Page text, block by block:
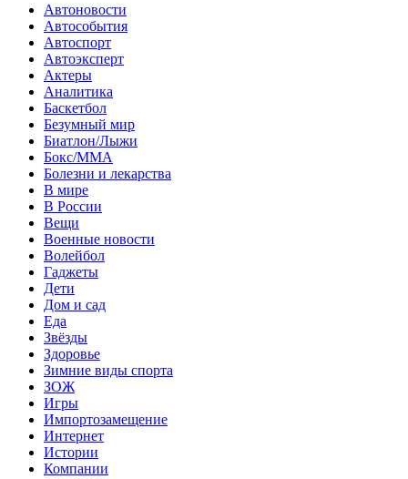
Автоновости
Автособытия
Автоспорт
Автоэксперт
Актеры
Аналитика
Баскетбол
Безумный мир
Биатлон/Лыжи
Бокс/MMA
Болезни и лекарства
В мире
В России
Вещи
Военные новости
Волейбол
Гаджеты
Дети
Дом и сад
Еда
Звёзды
Здоровье
Зимние виды спорта
ЗОЖ
Игры
Импортозамещение
Интернет
Истории
Компании